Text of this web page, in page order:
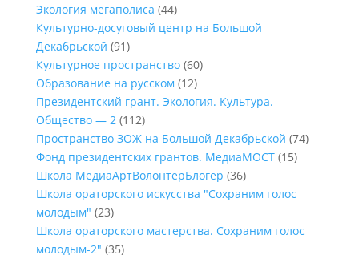
Экология мегаполиса (44)
Культурно-досуговый центр на Большой
Декабрьской (91)
Культурное пространство(60)
Образование на русском (12)
Президентский грант. Экология. Культура.
Общество — 2(112)
Пространство ЗОЖ на Большой Декабрьской (74)
Фонд президентских грантов. МедиаМОСТ(15)
Школа МедиаАртВолонтёрБлогер (36)
Школа ораторского искусства "Сохраним голос
молодым" (23)
Школа ораторского мастерства. Сохраним голос
молодым-2" (35)